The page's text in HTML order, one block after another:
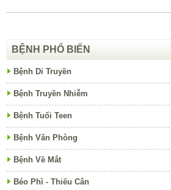
BỆNH PHỔ BIẾN
Bệnh Di Truyền
Bệnh Truyền Nhiễm
Bệnh Tuổi Teen
Bệnh Văn Phòng
Bệnh Về Mắt
Béo Phì - Thiếu Cân